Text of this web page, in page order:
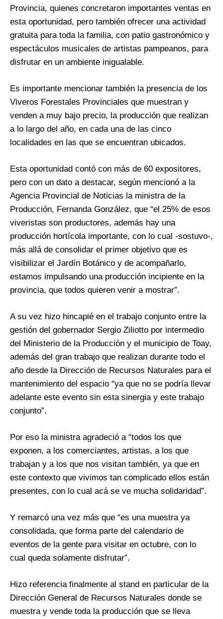
Provincia, quienes concretaron importantes ventas en
esta oportunidad, pero también ofrecer una actividad
gratuita para toda la familia, con patio gastronómico y
espectáculos musicales de artistas pampeanos, para
disfrutar en un ambiente inigualable.
Es importante mencionar también la presencia de los
Viveros Forestales Provinciales que muestran y
venden a muy bajo precio, la producción que realizan
a lo largo del año, en cada una de las cinco
localidades en las que se encuentran ubicados.
Esta oportunidad contó con más de 60 expositores,
pero con un dato a destacar, según mencionó a la
Agencia Provincial de Noticias la ministra de la
Producción, Fernanda González, que “el 25% de esos
viveristas son productores, además hay una
producción hortícola importante, con lo cual -sostuvo-,
más allá de consolidar el primer objetivo que es
visibilizar el Jardín Botánico y de acompañarlo,
estamos impulsando una producción incipiente en la
provincia, que todos quieren venir a mostrar”.
A su vez hizo hincapié en el trabajo conjunto entre la
gestión del gobernador Sergio Ziliotto por intermedio
del Ministerio de la Producción y el municipio de Toay,
además del gran trabajo que realizan durante todo el
año desde la Dirección de Recursos Naturales para el
mantenimiento del espacio “ya que no se podría llevar
adelante este evento sin esta sinergia y este trabajo
conjunto”.
Por eso la ministra agradeció a “todos los que
exponen, a los comerciantes, artistas, a los que
trabajan y a los que nos visitan también, ya que en
este contexto que vivimos tan complicado ellos están
presentes, con lo cual acá se ve mucha solidaridad”.
Y remarcó una vez más que “es una muestra ya
consolidada, que forma parte del calendario de
eventos de la gente para visitar en octubre, con lo
cual queda solamente disfrutar”.
Hizo referencia finalmente al stand en particular de la
Dirección General de Recursos Naturales donde se
muestra y vende toda la producción que se lleva